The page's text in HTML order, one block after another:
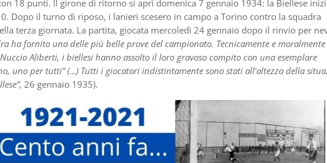
18 punti. Il girone di ritorno si aprì domenica 7 gennaio 1934: la Biellese
Dopo il turno di riposo, i lanieri scesero in campo a Torino contro la squadra
terza giornata. La partita, giocata mercoledì 24 gennaio dopo il rinvio per
ha fornito una delle più belle prove del campionato. Tecnicamente e moralmente
Aliberti, i biellesi hanno assolto il loro gravoso compito con una esemplare
uno per tutti” (…) Tutti i giocatori indistintamente sono stati all’altezza della
26 gennaio 1935).